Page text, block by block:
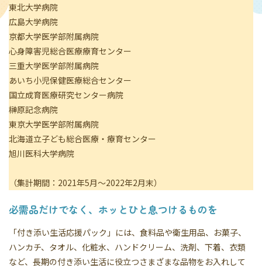
東北大学病院
広島大学病院
京都大学医学部附属病院
心身障害児総合医療療育センター
三重大学医学部附属病院
あいち小児保健医療総合センター
国立成育医療研究センター病院
榊原記念病院
東京大学医学部附属病院
北海道立子ども総合医療・療育センター
旭川医科大学病院
（集計期間：2021年5月～2022年2月末）
必需品だけでなく、ホッとひと息つけるものを
「付き添い生活応援パック」には、食料品や衛生用品、お菓子、
ハンカチ、タオル、化粧水、ハンドクリーム、洗剤、下着、衣類
など、長期の付き添い生活に役立つさまざまな品物をお入れして